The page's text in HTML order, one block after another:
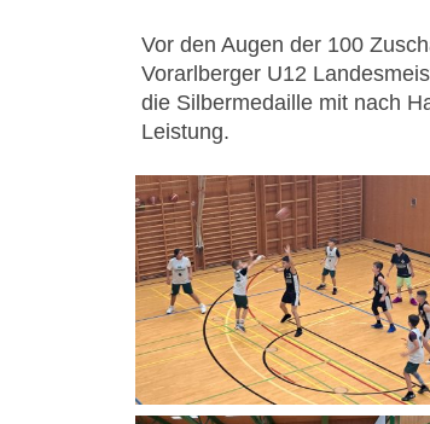
Vor den Augen der 100
Vorarlberger U12
die Silbermedaille mit nach
Leistung.